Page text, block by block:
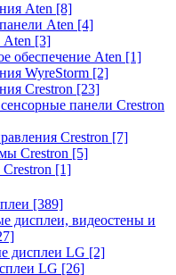
Aten [8]
Aten [4]
Aten [3]
обеспечение Aten [1]
WyreStorm [2]
Crestron [23]
панели Crestron
Crestron [7]
Crestron [5]
[1]
[389]
дисплеи, видеостены и
дисплеи LG [2]
LG [26]